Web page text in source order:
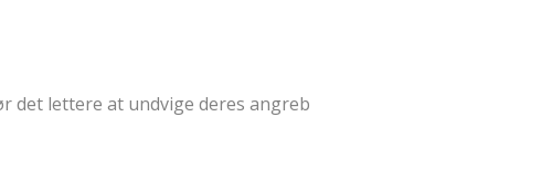
det lettere at undvige deres angreb